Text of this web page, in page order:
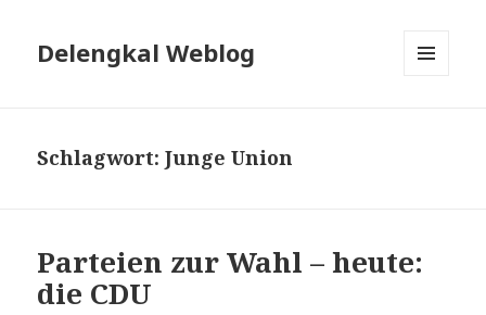
Delengkal Weblog
Schlagwort:Junge Union
Parteien zur Wahl – heute:
die CDU